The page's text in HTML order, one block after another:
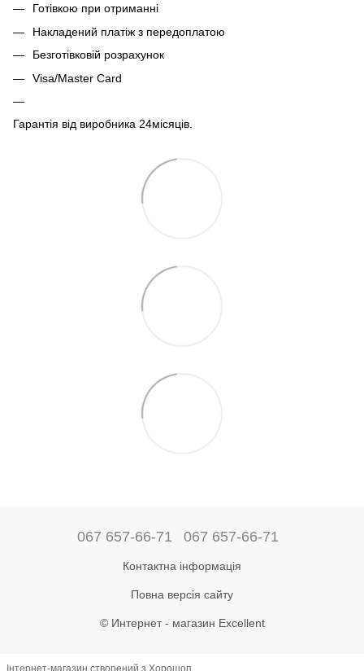
Готівкою при отриманні
Накладений платіж з передоплатою
Безготівковій розрахунок
Visa/Master Card
Гарантія від виробника 24місяців.
067 657-66-71 067 657-66-71
Контактна інформація
Повна версія сайту
© Интернет - магазин Excellent